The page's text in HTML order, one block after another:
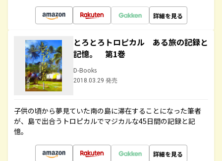
詳細を見る
とろとろトロピカル ある旅の記録と
記憶。 第1巻
D-Books
2018.03.29 発売
子供の頃から夢見ていた南の島に滞在することになった筆者
が、島で出合うトロピカルでマジカルな45日間の記録と記
憶。
詳細を見る